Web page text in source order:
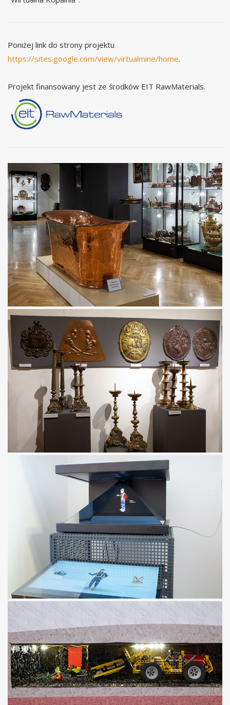
Poniżej link do strony projektu
https://sites.google.com/view/virtualmine/home.
Projekt finansowany jest ze środków EIT RawMaterials.